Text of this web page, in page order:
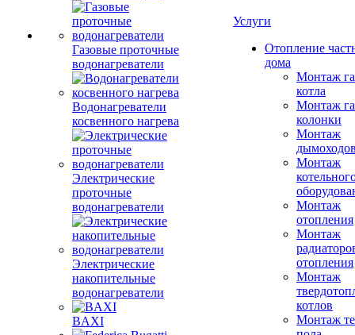
Газовые проточные
водонагреватели
Водонагреватели
косвенного нагрева
Электрические
проточные
водонагреватели
Электрические
накопительные
водонагреватели
BAXI
Услуги
Отопление
дома
Монтаж
котла
Монтаж
колонки
Монтаж
Монтаж
Монтаж
отопления
Монтаж
отопления
Монтаж
котлов
Монтаж